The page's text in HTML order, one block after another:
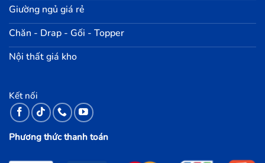
Giường ngủ giá rẻ
Chăn - Drap - Gối - Topper
Nội thất giá kho
Kết nối
Phương thức thanh toán